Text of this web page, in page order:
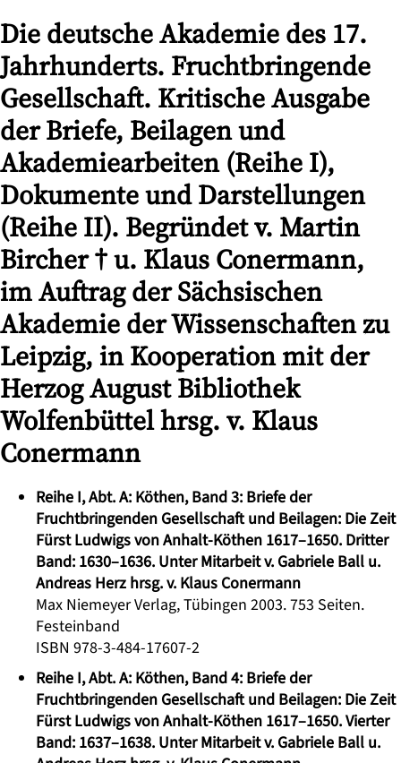
Die deutsche Akademie des 17.
Jahrhunderts. Fruchtbringende
Gesellschaft. Kritische Ausgabe
der Briefe, Beilagen und
Akademiearbeiten (Reihe I),
Dokumente und Darstellungen
(Reihe II). Begründet v. Martin
Bircher † u. Klaus Conermann,
im Auftrag der Sächsischen
Akademie der Wissenschaften zu
Leipzig, in Kooperation mit der
Herzog August Bibliothek
Wolfenbüttel hrsg. v. Klaus
Conermann
Reihe I, Abt. A: Köthen, Band 3: Briefe der
Fruchtbringenden Gesellschaft und Beilagen: Die Zeit
Fürst Ludwigs von Anhalt-Köthen 1617–1650. Dritter
Band: 1630–1636. Unter Mitarbeit v. Gabriele Ball u.
Andreas Herz hrsg. v. Klaus Conermann
Max Niemeyer Verlag, Tübingen 2003. 753 Seiten.
Festeinband
ISBN 978-3-484-17607-2
Reihe I, Abt. A: Köthen, Band 4: Briefe der
Fruchtbringenden Gesellschaft und Beilagen: Die Zeit
Fürst Ludwigs von Anhalt-Köthen 1617–1650. Vierter
Band: 1637–1638. Unter Mitarbeit v. Gabriele Ball u.